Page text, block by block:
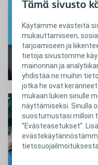
Tämä sivusto
Käytämme evästeitä
mukauttamiseen,
tarjoamiseen ja
tietoja sivustomme
mainonnan ja
yhdistää ne muihin
jotka he ovat
mukaan lukien sinulle
näyttämiseksi. Sinulla
suostumustasi milloin
”Evästeasetukset”.